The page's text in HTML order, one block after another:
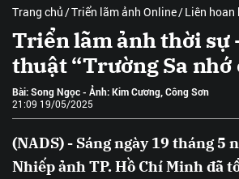
Trang chủ Triển lãm ảnh Online Liên hoan
Triển lãm ảnh thời sự
thuật “Trường Sa nhớ
Bài: Song Ngọc - Ảnh: Kim Cương, Công Sơn
21:09 19/05/2025
(NADS) - Sáng ngày 19 tháng 5
Nhiếp ảnh TP. Hồ Chí Minh đã